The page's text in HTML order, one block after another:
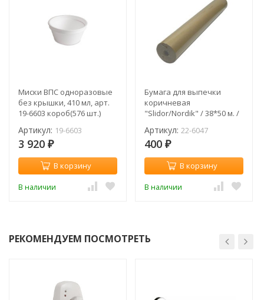
Миски ВПС одноразовые
без крышки, 410 мл, арт.
19-6603 короб(576 шт.)
Артикул: 19-6603
3 920 ₽
В корзину
В наличии
Бумага для выпечки
коричневая
"Slidor/Nordik" / 38*50 м. /
Артикул: 22-6047
400 ₽
В корзину
В наличии
РЕКОМЕНДУЕМ ПОСМОТРЕТЬ